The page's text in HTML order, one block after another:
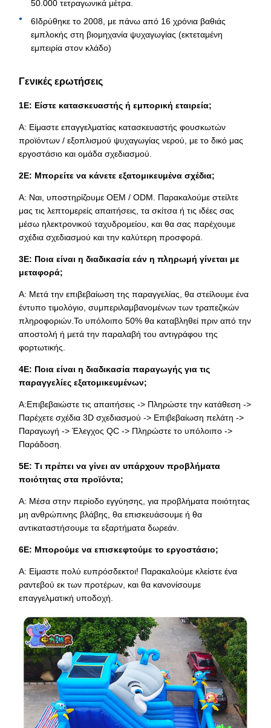
50.000 τετραγωνικά μέτρα.
6Ιδρύθηκε το 2008, με πάνω από 16 χρόνια βαθιάς
εμπλοκής στη βιομηχανία ψυχαγωγίας (εκτεταμένη
εμπειρία στον κλάδο)
Γενικές ερωτήσεις
1Ε: Είστε κατασκευαστής ή εμπορική εταιρεία;
Α: Είμαστε επαγγελματίας κατασκευαστής φουσκωτών
προϊόντων / εξοπλισμού ψυχαγωγίας νερού, με το δικό μας
εργοστάσιο και ομάδα σχεδιασμού.
2Ε: Μπορείτε να κάνετε εξατομικευμένα σχέδια;
Α: Ναι, υποστηρίζουμε OEM / ODM. Παρακαλούμε στείλτε
μας τις λεπτομερείς απαιτήσεις, τα σκίτσα ή τις ιδέες σας
μέσω ηλεκτρονικού ταχυδρομείου, και θα σας παρέχουμε
σχέδια σχεδιασμού και την καλύτερη προσφορά.
3Ε: Ποια είναι η διαδικασία εάν η πληρωμή γίνεται με
μεταφορά;
Α: Μετά την επιβεβαίωση της παραγγελίας, θα στείλουμε ένα
έντυπο τιμολόγιο, συμπεριλαμβανομένων των τραπεζικών
πληροφοριών.Το υπόλοιπο 50% θα καταβληθεί πριν από την
αποστολή ή μετά την παραλαβή του αντιγράφου της
φορτωτικής.
4Ε: Ποια είναι η διαδικασία παραγωγής για τις
παραγγελίες εξατομικευμένων;
Α:Επιβεβαιώστε τις απαιτήσεις -> Πληρώστε την κατάθεση ->
Παρέχετε σχέδια 3D σχεδιασμού -> Επιβεβαίωση πελάτη ->
Παραγωγή -> Έλεγχος QC -> Πληρώστε το υπόλοιπο ->
Παράδοση.
5Ε: Τι πρέπει να γίνει αν υπάρχουν προβλήματα
ποιότητας στα προϊόντα;
Α: Μέσα στην περίοδο εγγύησης, για προβλήματα ποιότητας
μη ανθρώπινης βλάβης, θα επισκευάσουμε ή θα
αντικαταστήσουμε τα εξαρτήματα δωρεάν.
6Ε: Μπορούμε να επισκεφτούμε το εργοστάσιο;
Α: Είμαστε πολύ ευπρόσδεκτοι! Παρακαλούμε κλείστε ένα
ραντεβού εκ των προτέρων, και θα κανονίσουμε
επαγγελματική υποδοχή.